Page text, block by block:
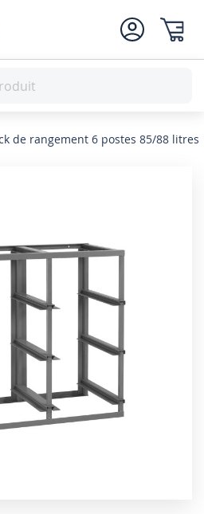
de rangement 6 postes 85/88 litres